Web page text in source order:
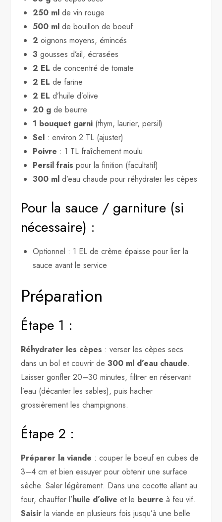
250 ml de vin rouge
500 ml de bouillon de boeuf
2 oignons moyens, émincés
3 gousses d’ail, écrasées
2 EL de concentré de tomate
2 EL de farine
2 EL d’huile d’olive
20 g de beurre
1 bouquet garni (thym, laurier, persil)
Sel : environ 2 TL (ajuster)
Poivre : 1 TL fraîchement moulu
Persil frais pour la finition (facultatif)
300 ml d’eau chaude pour réhydrater les cèpes
Pour la sauce / garniture (si
nécessaire) :
Optionnel : 1 EL de crème épaisse pour lier la
sauce avant le service
Préparation
Étape 1 :
Réhydrater les cèpes : verser les cèpes secs
dans un bol et couvrir de300 ml d’eau chaude.
Laisser gonfler 20–30 minutes, filtrer en réservant
l’eau (décanter les sables), puis hacher
grossièrement les champignons.
Étape 2 :
Préparer la viande : couper le boeuf en cubes de
3–4 cm et bien essuyer pour obtenir une surface
sèche. Saler légèrement. Dans une cocotte allant au
four, chauffer l’huile d’olive et le beurre à feu vif.
Saisir la viande en plusieurs fois jusqu’à une belle